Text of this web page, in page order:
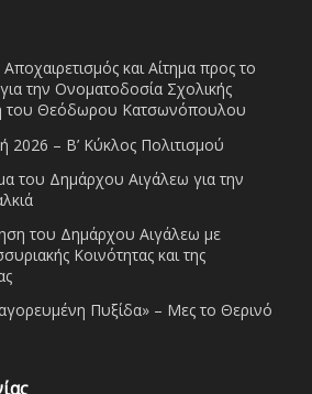
και Αίτημα προς το
την Ονοματοδοσία Σχολικής
του Θεόδωρου Κατσωνόπουλου
2026 – Β’ Κύκλος Πολιτισμού
του Δημάρχου Αιγάλεω για την
του Δημάρχου Αιγάλεω με
Κοινότητας και της
Πυξίδα» – Μες το Θερινό